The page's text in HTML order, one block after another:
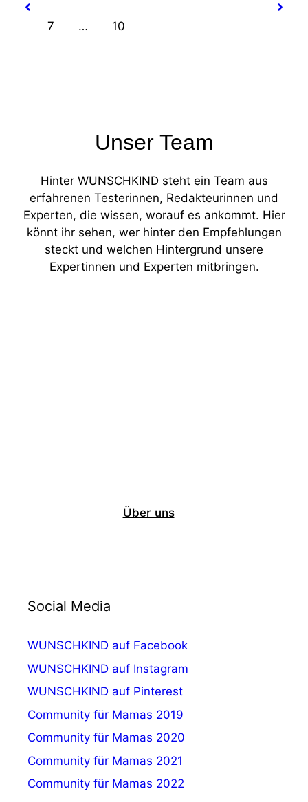
7 … 10
Unser Team
Hinter WUNSCHKIND steht ein Team aus
erfahrenen Testerinnen, Redakteurinnen und
Experten, die wissen, worauf es ankommt. Hier
könnt ihr sehen, wer hinter den Empfehlungen
steckt und welchen Hintergrund unsere
Expertinnen und Experten mitbringen.
Über uns
Social Media
WUNSCHKIND auf Facebook
WUNSCHKIND auf Instagram
WUNSCHKIND auf Pinterest
Community für Mamas 2019
Community für Mamas 2020
Community für Mamas 2021
Community für Mamas 2022